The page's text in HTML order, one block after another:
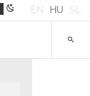
EN HU SL